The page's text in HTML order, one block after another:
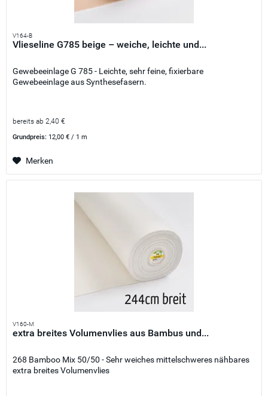
V164-B
Vlieseline G785 beige – weiche, leichte und...
Gewebeeinlage G 785 - Leichte, sehr feine, fixierbare
Gewebeeinlage aus Synthesefasern.
bereits ab 2,40 €
Grundpreis: 12,00 € / 1 m
Merken
V160-M
extra breites Volumenvlies aus Bambus und...
268 Bamboo Mix 50/50 - Sehr weiches mittelschweres nähbares
extra breites Volumenvlies